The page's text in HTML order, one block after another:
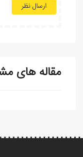
ارسال نظر
مقاله های